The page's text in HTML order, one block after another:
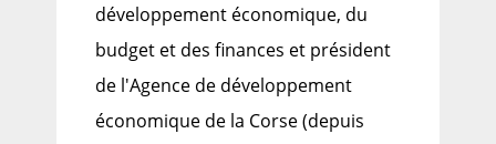
développement économique, du
budget et des finances et président
de l'Agence de développement
économique de la Corse (depuis